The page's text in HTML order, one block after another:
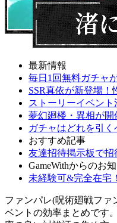
最新情報
毎日1回無料ガチャ
SSR真依が新登場！
ストーリーイベント
夢幻廻楼・異相が開
ガチャはどれを引く
おすすめ記事
友達招待掲示板で招
GameWithからのお
未経験可&完全在宅
ファンパレ(呪術廻戦ファ
ベントの効率まとめです